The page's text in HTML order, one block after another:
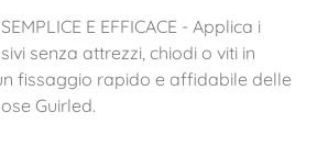
E EFFICACE - Applica i
senza attrezzi, chiodi o viti in
fissaggio rapido e affidabile delle
Guirled.